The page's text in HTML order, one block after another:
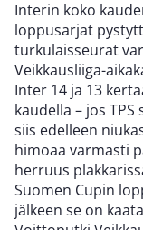
Interin koko
loppusarjat
turkulaisseurat
Veikkausliiga-
Inter 14 ja 13
kaudella – jos
siis edelleen
himoaa varmasti
herruus
Suomen Cupin
jälkeen se on